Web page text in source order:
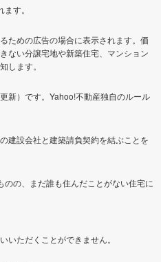
す。
ための広告の場合に表示されます。価
ない分譲宅地や新築住宅、マンション
します。
新）です。Yahoo!不動産独自のルール
建設会社と建築請負契約を結ぶことを
の、まだ誰も住んだことがない住宅に
いただくことができません。